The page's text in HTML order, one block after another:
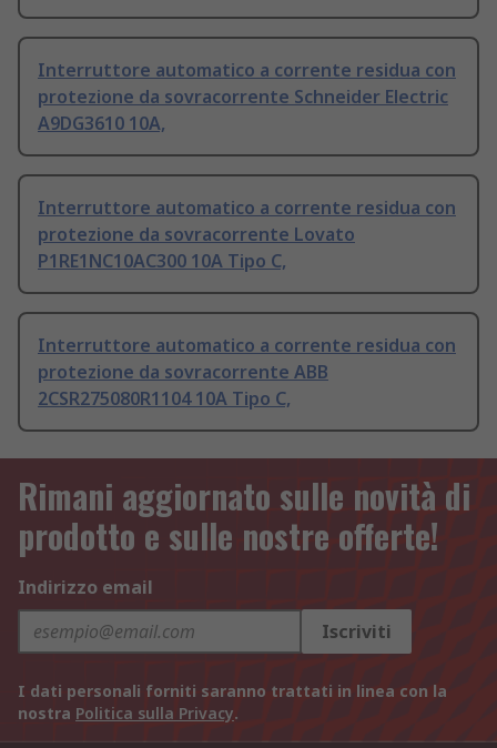
Interruttore automatico a corrente residua con
protezione da sovracorrente Schneider Electric
A9DG3610 10A,
Interruttore automatico a corrente residua con
protezione da sovracorrente Lovato
P1RE1NC10AC300 10A Tipo C,
Interruttore automatico a corrente residua con
protezione da sovracorrente ABB
2CSR275080R1104 10A Tipo C,
Rimani aggiornato sulle novità di
prodotto e sulle nostre offerte!
Indirizzo email
Iscriviti
I dati personali forniti saranno trattati in linea con la
nostra Politica sulla Privacy.